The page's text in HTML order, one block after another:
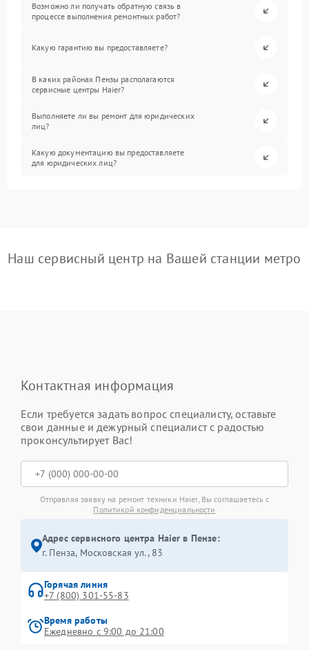
Возможно ли получать обратную связь в
процессе выполнения ремонтных работ?
Какую гарантию вы предоставляете?
В каких районах Пензы располагаются
сервисные центры Haier?
Выполняете ли вы ремонт для юридических
лиц?
Какую документацию вы предоставляете
для юридических лиц?
Наш сервисный центр на Вашей станции метро
Контактная информация
Если требуется задать вопрос специалисту, оставьте
свои данные и дежурный специалист с радостью
проконсультирует Вас!
Отправляя заявку на ремонт техники Haier, Вы соглашаетесь с
Политикой конфиденциальности
Адрес сервисного центра Haier в Пензе:
г. Пенза, Московская ул., 83
Горячая линия
+7 (800) 301-55-83
Время работы
Ежедневно с 9:00 до 21:00